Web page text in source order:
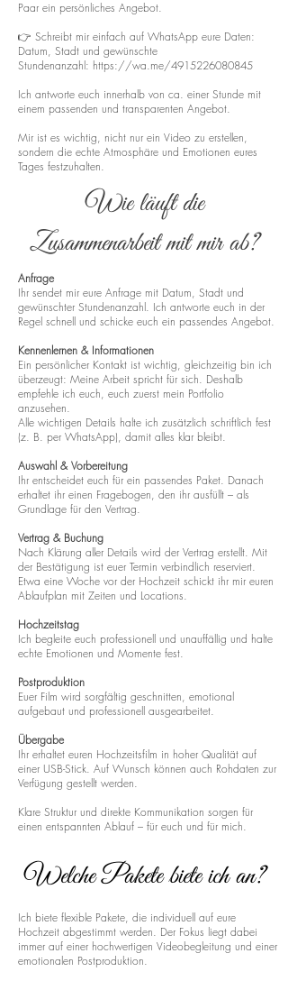
Paar ein persönliches Angebot.
👉 Schreibt mir einfach auf WhatsApp eure Daten:
Datum, Stadt und gewünschte
Stundenanzahl: https://wa.me/4915226080845
Ich antworte euch innerhalb von ca. einer Stunde mit
einem passenden und transparenten Angebot.
Mir ist es wichtig, nicht nur ein Video zu erstellen,
sondern die echte Atmosphäre und Emotionen eures
Tages festzuhalten.
Wie läuft die
Zusammenarbeit mit mir ab?
Anfrage
Ihr sendet mir eure Anfrage mit Datum, Stadt und
gewünschter Stundenanzahl. Ich antworte euch in der
Regel schnell und schicke euch ein passendes Angebot.
Kennenlernen & Informationen
Ein persönlicher Kontakt ist wichtig, gleichzeitig bin ich
überzeugt: Meine Arbeit spricht für sich. Deshalb
empfehle ich euch, euch zuerst mein Portfolio
anzusehen.
Alle wichtigen Details halte ich zusätzlich schriftlich fest
(z. B. per WhatsApp), damit alles klar bleibt.
Auswahl & Vorbereitung
Ihr entscheidet euch für ein passendes Paket. Danach
erhaltet ihr einen Fragebogen, den ihr ausfüllt – als
Grundlage für den Vertrag.
Vertrag & Buchung
Nach Klärung aller Details wird der Vertrag erstellt. Mit
der Bestätigung ist euer Termin verbindlich reserviert.
Etwa eine Woche vor der Hochzeit schickt ihr mir euren
Ablaufplan mit Zeiten und Locations.
Hochzeitstag
Ich begleite euch professionell und unauffällig und halte
echte Emotionen und Momente fest.
Postproduktion
Euer Film wird sorgfältig geschnitten, emotional
aufgebaut und professionell ausgearbeitet.
Übergabe
Ihr erhaltet euren Hochzeitsfilm in hoher Qualität auf
einer USB-Stick. Auf Wunsch können auch Rohdaten zur
Verfügung gestellt werden.
Klare Struktur und direkte Kommunikation sorgen für
einen entspannten Ablauf – für euch und für mich.
Welche Pakete biete ich an?
Ich biete flexible Pakete, die individuell auf eure
Hochzeit abgestimmt werden. Der Fokus liegt dabei
immer auf einer hochwertigen Videobegleitung und einer
emotionalen Postproduktion.